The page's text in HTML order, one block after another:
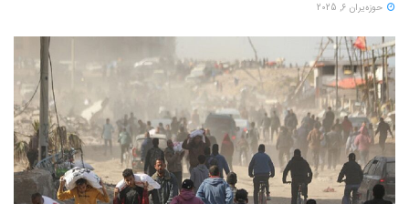
حوزه‌یران 6, 2025